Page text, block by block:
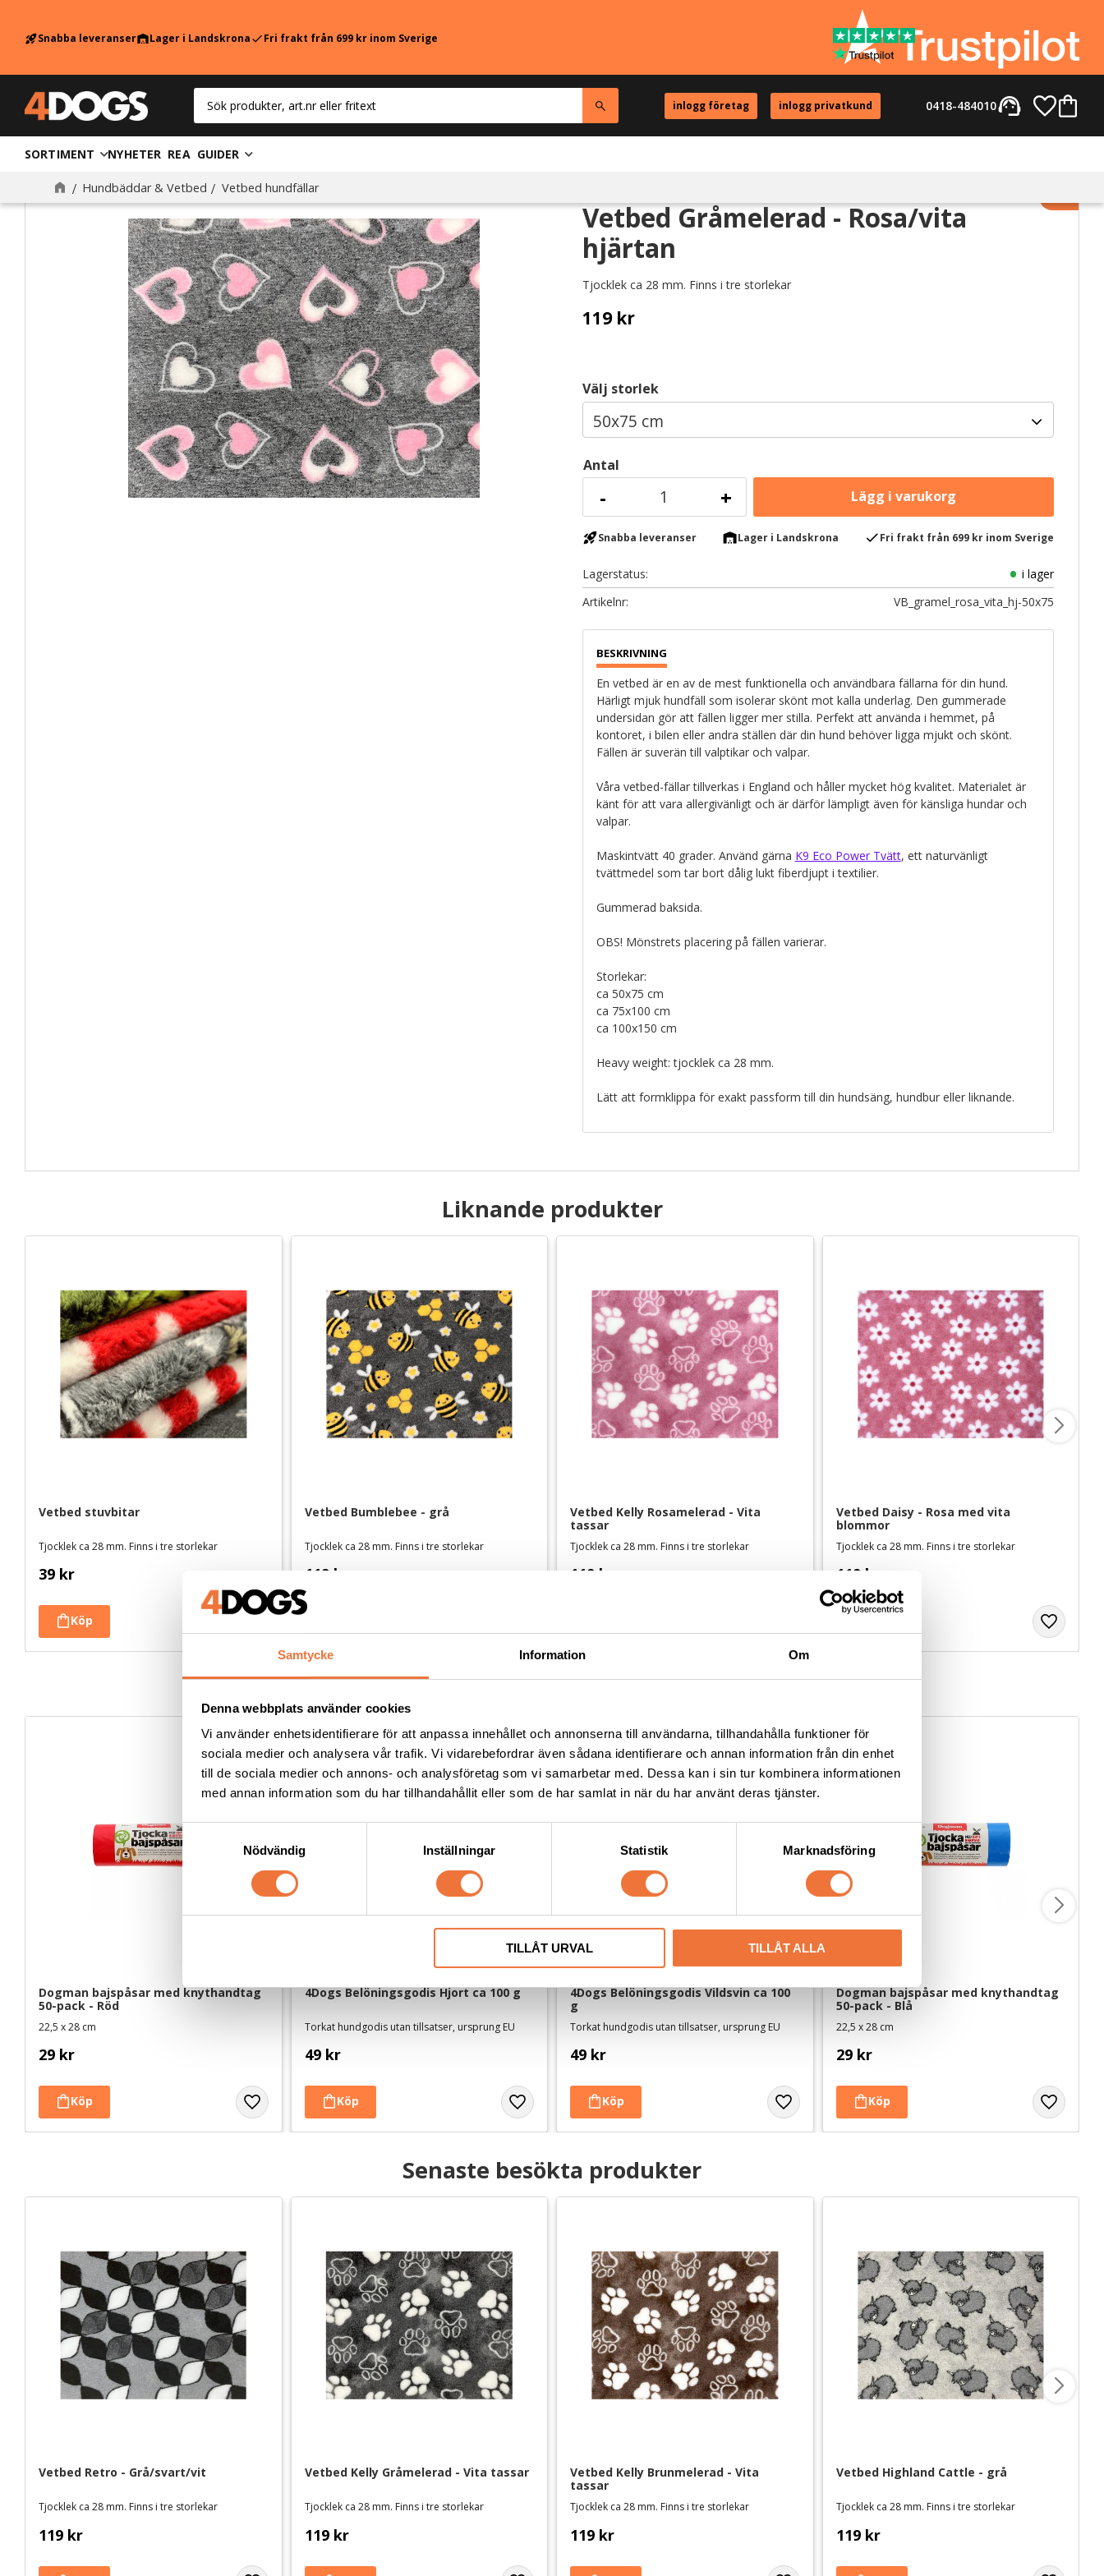
Samtycke Information Om
Denna webbplats använder cookies
Vi använder enhetsidentifierare för att anpassa innehållet och annonserna till användarna, tillhandahålla funktioner för
sociala medier och analysera vår trafik. Vi vidarebefordrar även sådana identifierare och annan information från din enhet
till de sociala medier och annons- och analysföretag som vi samarbetar med. Dessa kan i sin tur kombinera informationen
med annan information som du har tillhandahållit eller som de har samlat in när du har använt deras tjänster.
S
a
m
s
Nödvändig Inställningar Statistik Marknadsföring
TILLÅT URVAL TILLÅT ALLA
rocket_launchSnabba leveranserwarehouseLager i LandskronacheckFri frakt från 699 kr inom Sverige
inlogg företag inlogg privatkund support_agent
0418-484010
SORTIMENT NYHETER REA GUIDER
Hundbäddar & Vetbed Vetbed hundfällar
Vetbed Gråmelerad - Rosa/vita
hjärtan
Tjocklek ca 28 mm. Finns i tre storlekar
119kr
Välj storlek
Antal
+
-
Lägg
rocket_launchSnabba leveranser warehouseLager i Landskrona checkFri frakt från 699 kr inom Sverige
Lagerstatus
i lager
Artikelnr
VB_gramel_rosa_vita_hj-50x75
En vetbed är en av de mest funktionella och användbara fällarna för din hund.
Härligt mjuk hundfäll som isolerar skönt mot kalla underlag. Den gummerade
undersidan gör att fällen ligger mer stilla. Perfekt att använda i hemmet, på
kontoret, i bilen eller andra ställen där din hund behöver ligga mjukt och skönt.
Fällen är suverän till valptikar och valpar.
Våra vetbed-fällar tillverkas i England och håller mycket hög kvalitet. Materialet är
känt för att vara allergivänligt och är därför lämpligt även för känsliga hundar och
valpar.
Maskintvätt 40 grader. Använd gärna K9 Eco Power Tvätt, ett naturvänligt
tvättmedel som tar bort dålig lukt fiberdjupt i textilier.
Gummerad baksida.
OBS! Mönstrets placering på fällen varierar.
Storlekar:
ca 50x75 cm
ca 75x100 cm
ca 100x150 cm
Heavy weight: tjocklek ca 28 mm.
Lätt att formklippa för exakt passform till din hundsäng, hundbur eller liknande.
Liknande produkter
Vetbed stuvbitar
Tjocklek ca 28 mm. Finns i tre storlekar
39 kr
Vetbed Bumblebee - grå
Tjocklek ca 28 mm. Finns i tre storlekar
119 kr
Vetbed Kelly Rosamelerad - Vita
tassar
Tjocklek ca 28 mm. Finns i tre storlekar
119 kr
Vetbed Daisy - Rosa med vita
blommor
Tjocklek ca 28 mm. Finns i tre storlekar
119 kr
Andra köpte även
Dogman bajspåsar med knythandtag
50-pack - Röd
22,5 x 28 cm
29 kr
4Dogs Belöningsgodis Hjort ca 100 g
Torkat hundgodis utan tillsatser, ursprung EU
49 kr
4Dogs Belöningsgodis Vildsvin ca 100
g
Torkat hundgodis utan tillsatser, ursprung EU
49 kr
Dogman bajspåsar med knythandtag
50-pack - Blå
22,5 x 28 cm
29 kr
Senaste besökta produkter
Vetbed Retro - Grå/svart/vit
Tjocklek ca 28 mm. Finns i tre storlekar
119 kr
Vetbed Kelly Gråmelerad - Vita tassar
Tjocklek ca 28 mm. Finns i tre storlekar
119 kr
Vetbed Kelly Brunmelerad - Vita
tassar
Tjocklek ca 28 mm. Finns i tre storlekar
119 kr
Vetbed Highland Cattle - grå
Tjocklek ca 28 mm. Finns i tre storlekar
119 kr